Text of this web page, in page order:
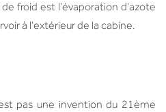
froid est l’évaporation d’azote
à l'extérieur de la cabine.
pas une invention du 21ème